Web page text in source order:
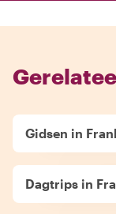
Gidsen in
Dagtrips in